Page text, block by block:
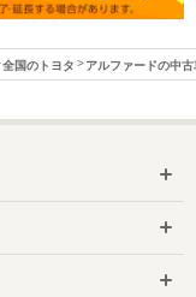
全国のトヨタ アルファードの中古